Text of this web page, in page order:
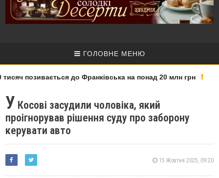
ГОЛОВНЕ МЕНЮ
позивається до Франківська на понад 20 млн грн
У Косові засудили чоловіка, який
проігнорував рішення суду про заборону
керувати авто
15 Жовтня 2025, 09:20